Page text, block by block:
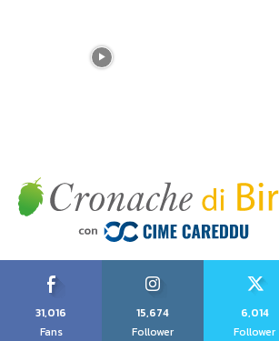
31,016
Fans
15,674
Follower
6,014
Follower